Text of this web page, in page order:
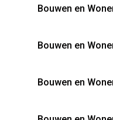
Bouwen en
Bouwen en
Bouwen en